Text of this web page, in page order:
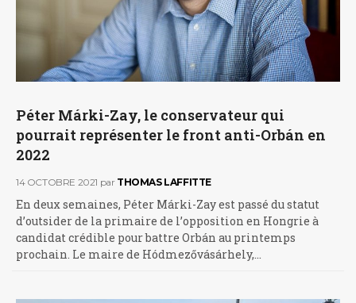
Péter Márki-Zay, le conservateur qui
pourrait représenter le front anti-Orbán en
2022
14 OCTOBRE 2021 par THOMAS LAFFITTE
En deux semaines, Péter Márki-Zay est passé du statut
d’outsider de la primaire de l’opposition en Hongrie à
candidat crédible pour battre Orbán au printemps
prochain. Le maire de Hódmezővásárhely,…